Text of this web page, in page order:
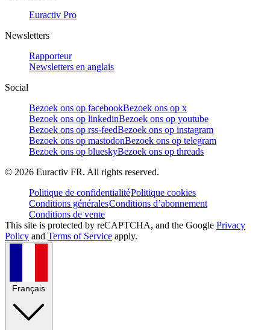
Euractiv Pro
Newsletters
Rapporteur
Newsletters en anglais
Social
Bezoek ons op facebookBezoek ons op x
Bezoek ons op linkedinBezoek ons op youtube
Bezoek ons op rss-feedBezoek ons op instagram
Bezoek ons op mastodonBezoek ons op telegram
Bezoek ons op blueskyBezoek ons op threads
© 2026 Euractiv FR. All rights reserved.
Politique de confidentialitéPolitique cookies
Conditions généralesConditions d’abonnement
Conditions de vente
This site is protected by reCAPTCHA, and the Google Privacy
Policy and Terms of Service apply.
Français